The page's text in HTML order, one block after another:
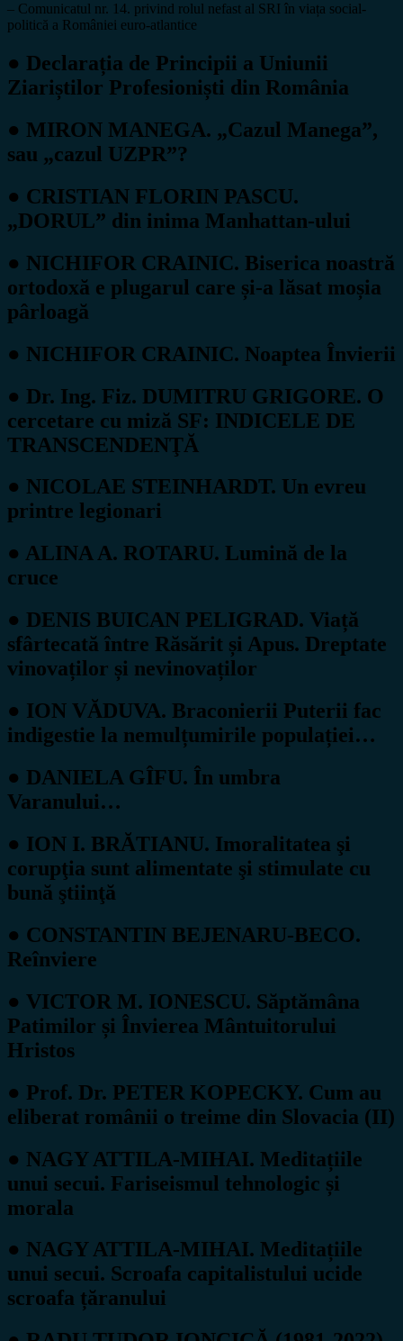
– Comunicatul nr. 14. privind rolul nefast al SRI în viața social-
politică a României euro-atlantice
● Declarația de Principii a Uniunii
Ziariștilor Profesioniști din România
● MIRON MANEGA. „Cazul Manega”,
sau „cazul UZPR”?
● CRISTIAN FLORIN PASCU.
„DORUL” din inima Manhattan-ului
● NICHIFOR CRAINIC. Biserica noastră
ortodoxă e plugarul care și-a lăsat moșia
pârloagă
● NICHIFOR CRAINIC. Noaptea Învierii
● Dr. Ing. Fiz. DUMITRU GRIGORE. O
cercetare cu miză SF: INDICELE DE
TRANSCENDENŢĂ
● NICOLAE STEINHARDT. Un evreu
printre legionari
● ALINA A. ROTARU. Lumină de la
cruce
● DENIS BUICAN PELIGRAD. Viață
sfârtecată între Răsărit și Apus. Dreptate
vinovaților și nevinovaților
● ION VĂDUVA. Braconierii Puterii fac
indigestie la nemulțumirile populației…
● DANIELA GÎFU. În umbra
Varanului…
● ION I. BRĂTIANU. Imoralitatea şi
corupţia sunt alimentate şi stimulate cu
bună ştiinţă
● CONSTANTIN BEJENARU-BECO.
Reînviere
● VICTOR M. IONESCU. Săptămâna
Patimilor și Învierea Mântuitorului
Hristos
● Prof. Dr. PETER KOPECKY. Cum au
eliberat românii o treime din Slovacia (II)
● NAGY ATTILA-MIHAI. Meditațiile
unui secui. Fariseismul tehnologic și
morala
● NAGY ATTILA-MIHAI. Meditațiile
unui secui. Scroafa capitalistului ucide
scroafa țăranului